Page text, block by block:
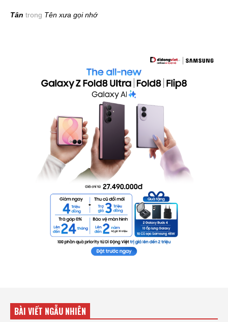
Tân trong Tên xưa gọi nhớ
BÀI VIẾT NGẪU NHIÊN